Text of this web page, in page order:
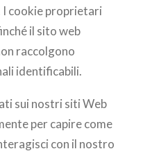
cookie proprietari
il sito web
raccolgono
identificabili.
sui nostri siti Web
per capire come
con il nostro